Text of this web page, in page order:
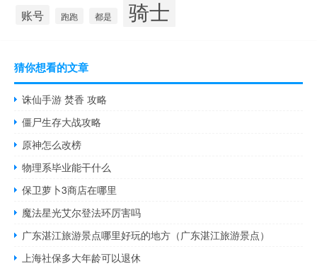
账号 跑跑 都是 骑士
猜你想看的文章
诛仙手游 焚香 攻略
僵尸生存大战攻略
原神怎么改榜
物理系毕业能干什么
保卫萝卜3商店在哪里
魔法星光艾尔登法环厉害吗
广东湛江旅游景点哪里好玩的地方（广东湛江旅游景点）
上海社保多大年龄可以退休